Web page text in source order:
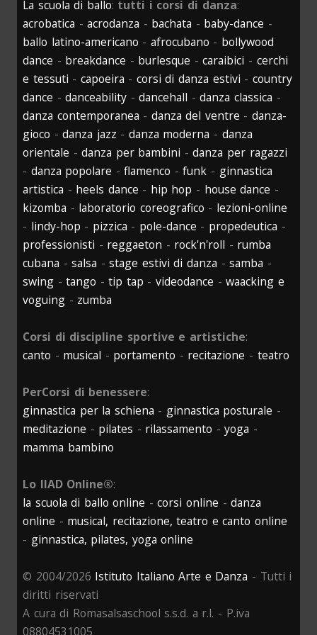
La scuola di ballo: tutti i corsi di danza:
acrobatica -acrodanza - bachata - baby-dance -
ballo latino-americano - afrocubano - bollywood
dance - breakdance - burlesque -caraibici - cerchi
e tessuti - capoeira - corsi di danza estivi - country
dance -danceability -dancehall -danza classica -
danza contemporanea - danza del ventre -danza-
gioco -danza jazz - danza moderna - danza
orientale -danza per bambini -danza per ragazzi
- danza popolare -flamenco -funk - ginnastica
artistica - heels dance - hip hop - house dance -
kizomba - laboratorio coreografico - lezioni-online
- lindy-hop - pizzica - pole-dance - propedeutica -
professionisti - reggaeton - rock'n'roll - rumba
cubana -salsa -stage estivi di danza -samba -
swing -tango -tip tap -videodance -waacking e
voguing - zumba
Corsi di discipline sportive e artistiche:
canto - musical - portamento - recitazione - teatro
PerCorsi di benessere:
ginnastica per la schiena - ginnastica posturale -
meditazione - pilates - rilassamento -yoga -
mamma bambino
Lo IIAD Online®:
la scuola di ballo online -corsi online -danza
online - musical, recitazione, teatro e canto online
- ginnastica, pilates, yoga online
© 2004/2026 Istituto Italiano Arte e Danza - Tutti i
diritti riservati
A cura di Romasalsaschool s.s.d. a r.l. - P.iva
08804531005